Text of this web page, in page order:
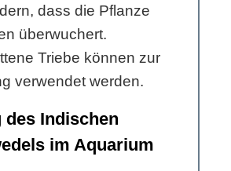
dass die Pflanze
überwuchert.
Triebe können zur
verwendet werden.
des Indischen
im Aquarium